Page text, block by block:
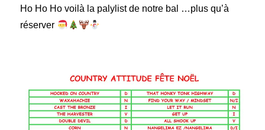
Ho Ho Ho voilà la palylist de notre bal …plus qu’à
réserver